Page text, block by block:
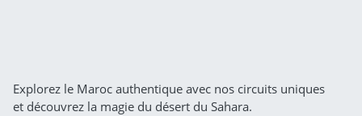
Explorez le Maroc authentique avec nos circuits uniques
et découvrez la magie du désert du Sahara.